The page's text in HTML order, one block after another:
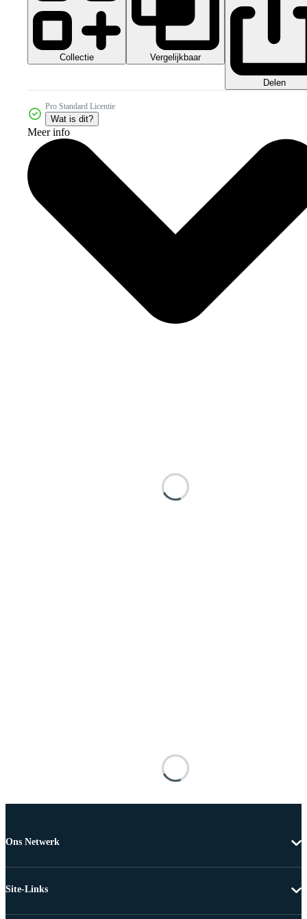
Collectie Vergelijkbaar
Delen
Pro Standard Licentie
Wat is dit?
Meer info
Ons Netwerk
Site-Links